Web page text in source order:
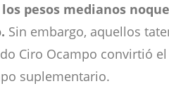
pesos medianos
Sin embargo, aquellos
Ciro Ocampo convirtió
suplementario.